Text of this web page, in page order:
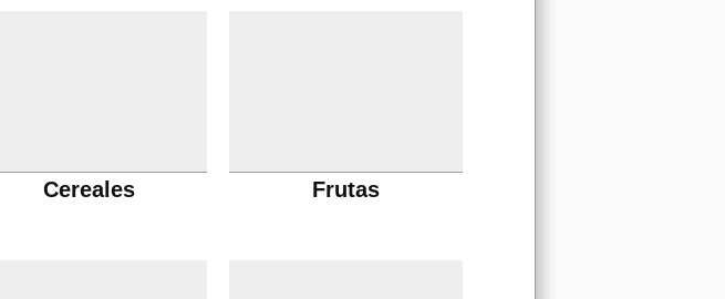
Cereales Frutas